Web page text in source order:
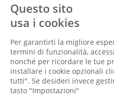
Il punto vendita, gli uffici e
saranno chiusi per ferie
2026 compresi.
Questo sito
usa i cookies
Per garantirti la migliore
termini di funzionalità,
nonché per ricordare le tue
installare i cookie opzionali
tutti". Se desideri invece
tasto "Impostazioni"